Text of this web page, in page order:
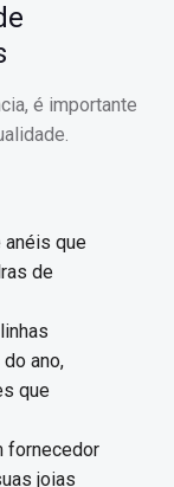
é importante
que
de
ano,
que
fornecedor
joias